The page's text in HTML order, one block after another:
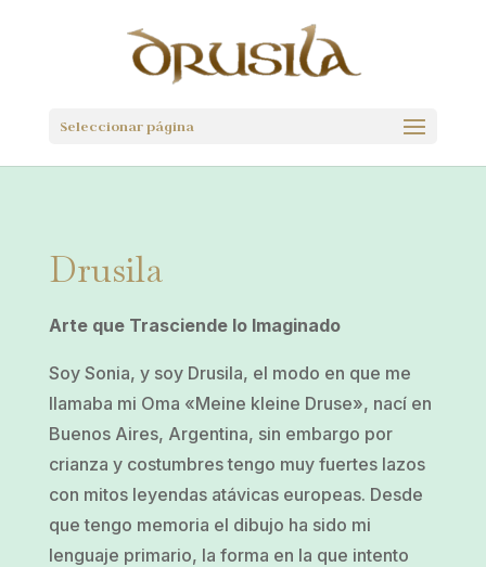
Seleccionar página
Drusila
Arte que Trasciende lo Imaginado
Soy Sonia, y soy Drusila, el modo en que me
llamaba mi Oma «Meine kleine Druse», nací en
Buenos Aires, Argentina, sin embargo por
crianza y costumbres tengo muy fuertes lazos
con mitos leyendas atávicas europeas. Desde
que tengo memoria el dibujo ha sido mi
lenguaje primario, la forma en la que intento